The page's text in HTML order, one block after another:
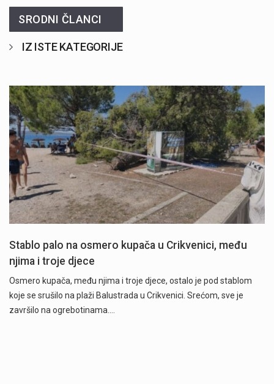
SRODNI ČLANCI
IZ ISTE KATEGORIJE
Stablo palo na osmero kupača u Crikvenici, među
njima i troje djece
Osmero kupača, među njima i troje djece, ostalo je pod stablom
koje se srušilo na plaži Balustrada u Crikvenici. Srećom, sve je
završilo na ogrebotinama.…